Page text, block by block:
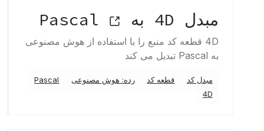
مبدل 4D به Pascal
4D قطعه کد منبع را با استفاده از هوش مصنوعی
به Pascal تبدیل می کند
مبدل کد قطعه کد رده: هوش مصنوعی
Pascal
4D